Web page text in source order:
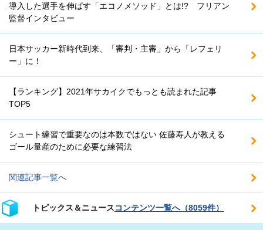
導入した選手を伸ばす「エコノメソッド」とは!? フリアン
監督インタビュー
日本サッカー新時代到来、「審判・主審」から「レフェリ
ー」に！
【ランキング】2021年サカイクでもっとも読まれた記事
TOP5
シュート練習で重要なのは本数ではない 佐藤寿人が教える
ゴール量産のために必要な練習法
関連記事一覧へ
トピックス＆ニュースコンテンツ一覧へ（8059件）